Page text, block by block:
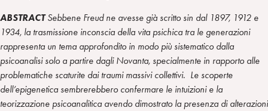
ABSTRACTSebbene Freud ne avesse già scritto sin dal 1897, 1912 e
1934, la trasmissione inconscia della vita psichica tra le generazioni
rappresenta un tema approfondito in modo più sistematico dalla
psicoanalisi solo a partire dagli Novanta, specialmente in rapporto alle
problematiche scaturite dai traumi massivi collettivi. Le scoperte
dell’epigenetica sembrerebbero confermare le intuizioni e la
teorizzazione psicoanalitica avendo dimostrato la presenza di alterazioni